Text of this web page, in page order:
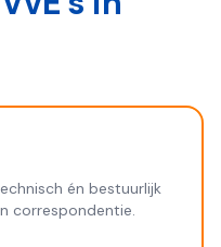
én bestuurlijk
correspondentie.